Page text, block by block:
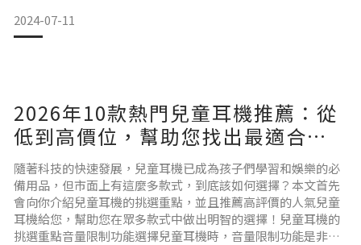
筆尖形狀
Apple Watch 錶帶選購要點
Apple Watch 錶帶主要有金屬、皮革、矽膠和尼龍等多種材質
選擇。金屬和皮革錶帶給人低調沉穩的高級感，適合正式場合
佩戴；矽膠和尼
2024-07-11
2026年10款熱門兒童耳機推薦：從
低到高價位，幫助您找出最適合孩
子的款式！
隨著科技的快速發展，兒童耳機已成為孩子們學習和娛樂的必
備用品，但市面上有這麼多款式，到底該如何選擇？本文首先
會向你介紹兒童耳機的挑選重點，並且推薦高評價的人氣兒童
耳機給您，幫助您在眾多款式中做出明智的選擇！兒童耳機的
挑選重點音量限制功能選擇兒童耳機時，音量限制功能是非常